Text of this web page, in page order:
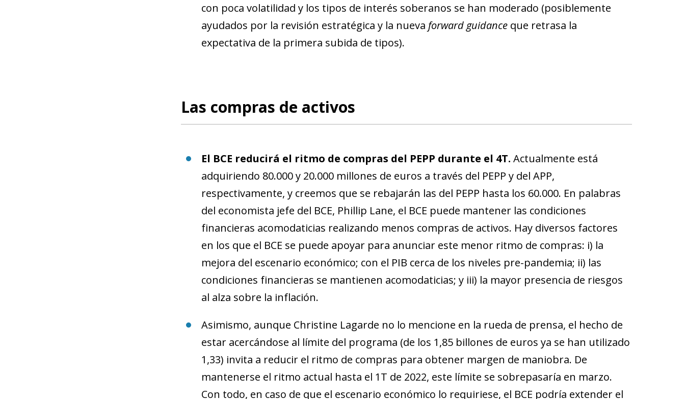
con poca volatilidad y los tipos de interés soberanos se han moderado (posiblemente
ayudados por la revisión estratégica y la nueva forward guidanceque retrasa la
expectativa de la primera subida de tipos).
Las compras de activos
El BCE reducirá el ritmo de compras del PEPP durante el 4T. Actualmente está
adquiriendo 80.000 y 20.000 millones de euros a través del PEPP y del APP,
respectivamente, y creemos que se rebajarán las del PEPP hasta los 60.000. En palabras
del economista jefe del BCE, Phillip Lane, el BCE puede mantener las condiciones
financieras acomodaticias realizando menos compras de activos. Hay diversos factores
en los que el BCE se puede apoyar para anunciar este menor ritmo de compras: i) la
mejora del escenario económico; con el PIB cerca de los niveles pre-pandemia; ii) las
condiciones financieras se mantienen acomodaticias; y iii) la mayor presencia de riesgos
al alza sobre la inflación.
Asimismo, aunque Christine Lagarde no lo mencione en la rueda de prensa, el hecho de
estar acercándose al límite del programa (de los 1,85 billones de euros ya se han utilizado
1,33) invita a reducir el ritmo de compras para obtener margen de maniobra. De
mantenerse el ritmo actual hasta el 1T de 2022, este límite se sobrepasaría en marzo.
Con todo, en caso de que el escenario económico lo requiriese, el BCE podría extender el